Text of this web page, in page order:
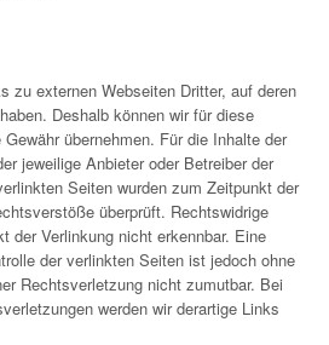
zu externen Webseiten Dritter, auf deren
Deshalb können wir für diese
übernehmen. Für die Inhalte der
jeweilige Anbieter oder Betreiber der
Seiten wurden zum Zeitpunkt der
überprüft. Rechtswidrige
der Verlinkung nicht erkennbar. Eine
der verlinkten Seiten ist jedoch ohne
Rechtsverletzung nicht zumutbar. Bei
werden wir derartige Links